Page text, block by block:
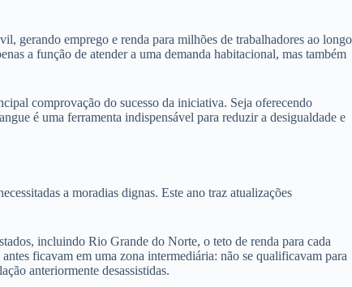
gerando emprego e renda para milhões de trabalhadores ao longo
a função de atender a uma demanda habitacional, mas também
comprovação do sucesso da iniciativa. Seja oferecendo
é uma ferramenta indispensável para reduzir a desigualdade e
a moradias dignas. Este ano traz atualizações
incluindo Rio Grande do Norte, o teto de renda para cada
ficavam em uma zona intermediária: não se qualificavam para
anteriormente desassistidas.